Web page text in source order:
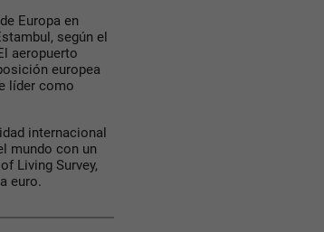
Europa en
según el
aeropuerto
europea
líder como
internacional
mundo con un
Living Survey,
euro.